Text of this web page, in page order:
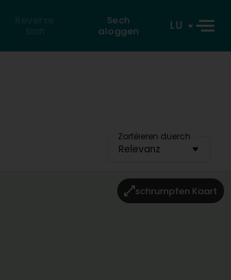
Reverse
Sich
Sech
aloggen
LU
Zortéieren duerch
Relevanz
schrumpfen Kaart